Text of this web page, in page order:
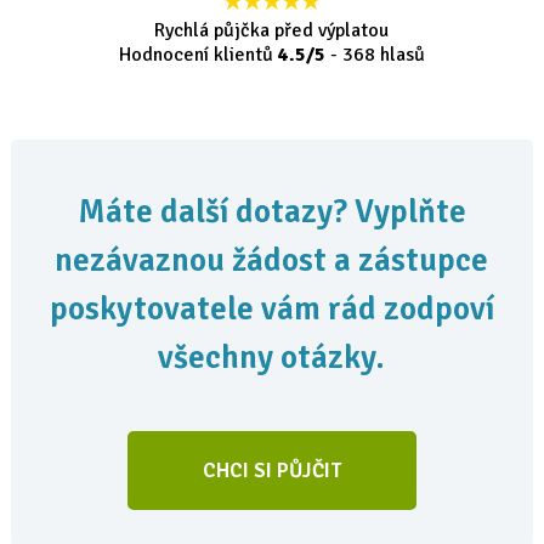
Rychlá půjčka před výplatou
Hodnocení klientů 4.5/5 - 368 hlasů
Máte další dotazy? Vyplňte
nezávaznou žádost a zástupce
poskytovatele vám rád zodpoví
všechny otázky.
CHCI SI PŮJČIT